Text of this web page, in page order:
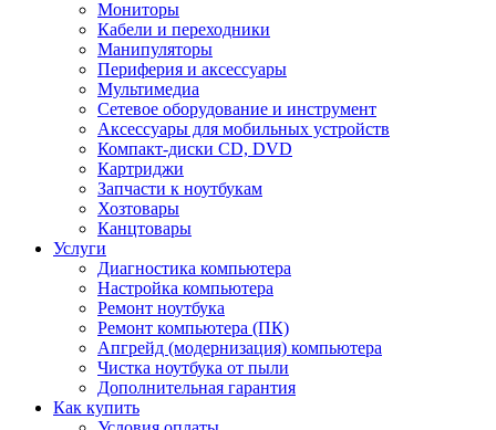
Мониторы
Кабели и переходники
Манипуляторы
Периферия и аксессуары
Мультимедиа
Сетевое оборудование и инструмент
Аксессуары для мобильных устройств
Компакт-диски CD, DVD
Картриджи
Запчасти к ноутбукам
Хозтовары
Канцтовары
Услуги
Диагностика компьютера
Настройка компьютера
Ремонт ноутбука
Ремонт компьютера (ПК)
Апгрейд (модернизация) компьютера
Чистка ноутбука от пыли
Дополнительная гарантия
Как купить